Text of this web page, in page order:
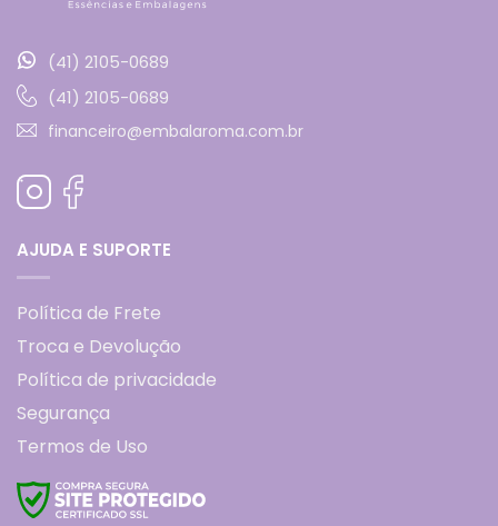
(41) 2105-0689
(41) 2105-0689
financeiro@embalaroma.com.br
AJUDA E SUPORTE
Política de Frete
Troca e Devolução
Política de privacidade
Segurança
Termos de Uso